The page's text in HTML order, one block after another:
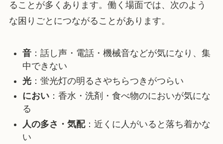
ることが多くあります。働く場面では、次のよう
な困りごとにつながることがあります。
音：話し声・電話・機械音などが気になり、集
中できない
光：蛍光灯の明るさやちらつきがつらい
におい：香水・洗剤・食べ物のにおいが気にな
る
人の多さ・気配：近くに人がいると落ち着かな
い